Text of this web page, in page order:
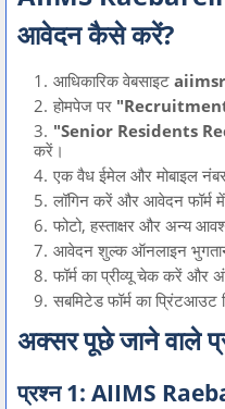
आवेदन कैसे करें?
आधिकारिक वेबसाइट
होमपेज पर
"Senior Residents
करें।
एक वैध ईमेल और मोबाइल
लॉगिन करें और आवेदन फॉर्म
फोटो, हस्ताक्षर और अन्य
आवेदन शुल्क ऑनलाइन
फॉर्म का प्रीव्यू चेक करें और
सबमिटेड फॉर्म का प्रिंटआउट
अक्सर पूछे जाने वाले
प्रश्न 1: AIIMS